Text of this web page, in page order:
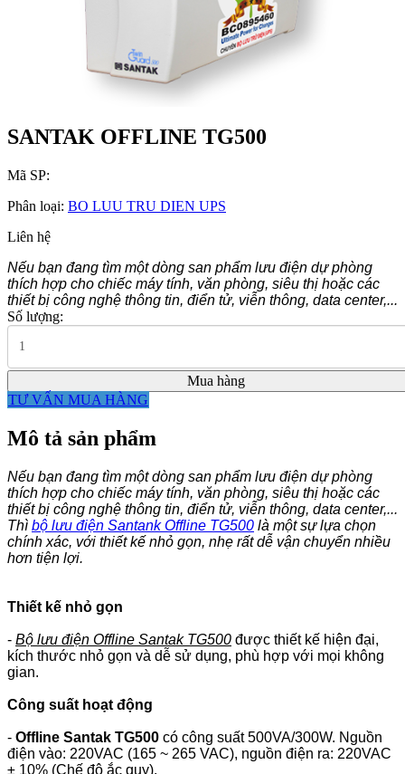
SANTAK OFFLINE TG500
Mã SP:
Phân loại: BO LUU TRU DIEN UPS
Liên hệ
Nếu bạn đang tìm một dòng san phẩm lưu điện dự phòng
thích hợp cho chiếc máy tính, văn phòng, siêu thị hoặc các
thiết bị công nghệ thông tin, điển tử, viễn thông, data center,...
Số lượng:
Mua hàng
TƯ VẤN MUA HÀNG
Mô tả sản phẩm
Nếu bạn đang tìm một dòng san phẩm lưu điện dự phòng
thích hợp cho chiếc máy tính, văn phòng, siêu thị hoặc các
thiết bị công nghệ thông tin, điển tử, viễn thông, data center,...
Thì bộ lưu điện Santank Offline TG500 là một sự lựa chọn
chính xác, với thiết kế nhỏ gọn, nhẹ rất dễ vận chuyển nhiều
hơn tiện lợi.
Thiết kế nhỏ gọn
- Bộ lưu điện Offline Santak TG500 được thiết kế hiện đại,
kích thước nhỏ gọn và dễ sử dụng, phù hợp với mọi không
gian.
Công suất hoạt động
- Offline Santak TG500 có công suất 500VA/300W. Nguồn
điện vào: 220VAC (165 ~ 265 VAC), nguồn điện ra: 220VAC
± 10% (Chế độ ắc quy).